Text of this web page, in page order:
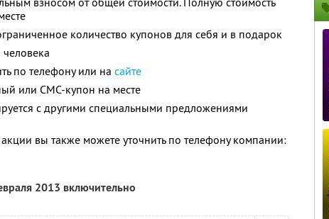
количество купонов для себя и в подарок
по телефону или на сайте
или СМС-купон на месте
с другими специальными предложениями
вы также можете уточнить по телефону компании:
2013 включительно